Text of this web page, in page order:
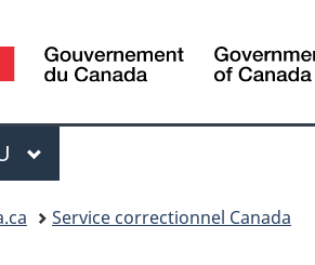
PRINCIPAL
Service correctionnel Canada